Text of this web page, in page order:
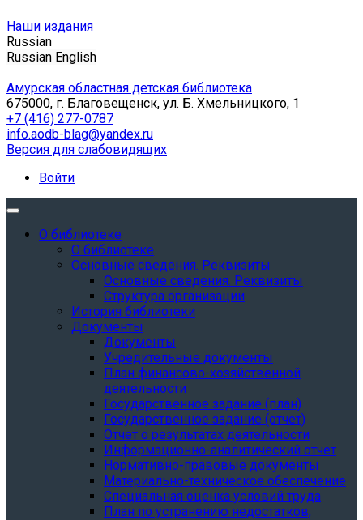
Наши издания
Russian
Russian English
Амурская областная детская библиотека
675000, г. Благовещенск, ул. Б. Хмельницкого, 1
+7 (416) 277-0787
info.aodb-blag@yandex.ru
Версия для слабовидящих
Войти
О библиотеке
О библиотеке
Основные сведения. Реквизиты
Основные сведения. Реквизиты
Структура организации
История библиотеки
Документы
Документы
Учредительные документы
План финансово-хозяйственной
деятельности
Государственное задание (план)
Государственное задание (отчет)
Отчет о результатах деятельности
Информационно-аналитический отчет
Нормативно-правовые документы
Материально-техническое обеспечение
Специальная оценка условий труда
План по устранению недостатков,